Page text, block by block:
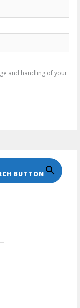
and handling of your
BUTTON